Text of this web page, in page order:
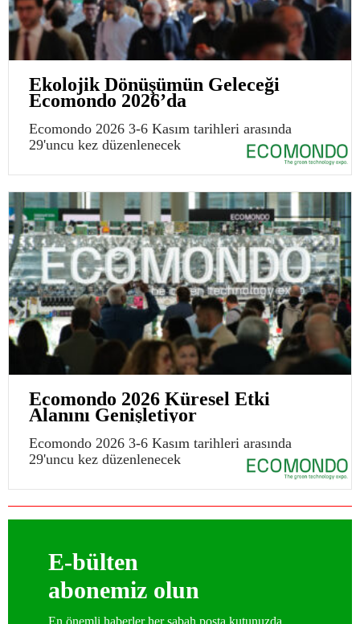
Ekolojik Dönüşümün Geleceği
Ecomondo 2026’da
Ecomondo 2026 3-6 Kasım tarihleri arasında
29'uncu kez düzenlenecek
Ecomondo 2026 Küresel Etki
Alanını Genişletiyor
Ecomondo 2026 3-6 Kasım tarihleri arasında
29'uncu kez düzenlenecek
E-bülten
abonemiz olun
En önemli haberler her sabah posta kutunuzda…